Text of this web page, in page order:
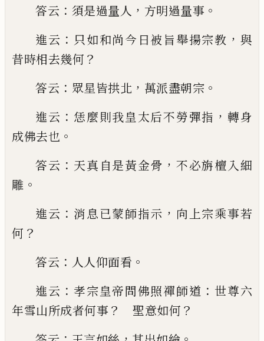
答云 ： 須是過量人 ， 方明過量事 。
進云 ： 只如和尚今日被旨舉揚宗教 ， 與
昔時相去幾何 ？
答云 ： 眾星皆拱北 ， 萬派盡朝宗 。
進云 ： 恁麼則我皇太后不勞彈指 ， 轉身
成佛去也 。
答云 ： 天真自是黃金骨 ， 不必旃檀入細
雕 。
進云 ： 消息已蒙師指示 ， 向上宗乘事若
何 ？
答云 ： 人人仰面看 。
進云 ：孝宗皇帝問佛照禪師道 ： 世尊六
年雪山所成者何事？ 聖意如何 ？